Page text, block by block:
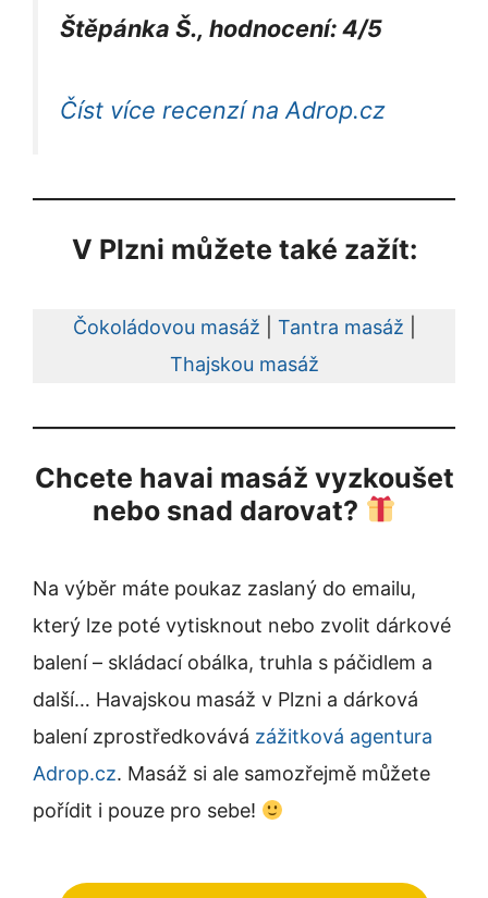
Štěpánka Š., hodnocení: 4/5
Číst více recenzí na Adrop.cz
V Plzni můžete také zažít:
Čokoládovou masáž Tantra masáž
Thajskou masáž
Chcete havai masáž vyzkoušet
nebo snad darovat?
Na výběr máte poukaz zaslaný do emailu,
který lze poté vytisknout nebo zvolit dárkové
balení – skládací obálka, truhla s páčidlem a
další… Havajskou masáž v Plzni a dárková
balení zprostředkovává zážitková agentura
Adrop.cz. Masáž si ale samozřejmě můžete
pořídit i pouze pro sebe!